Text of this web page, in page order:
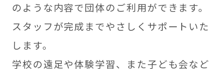
のような内容で団体のご利用ができます。
スタッフが完成までやさしくサポートいた
します。
学校の遠足や体験学習、また子ども会など